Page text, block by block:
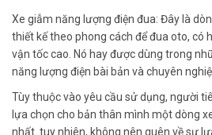
Xe giẫm năng lượng điện đua: Đây là
thiết kế theo phong cách để đua oto, có
vận tốc cao. Nó hay được dùng trong
năng lượng điện bài bản và chuyên
Tùy thuộc vào yêu cầu sử dụng, người
lựa chọn cho bản thân mình một dòng
nhất. tuy nhiên, không nên quên về sự